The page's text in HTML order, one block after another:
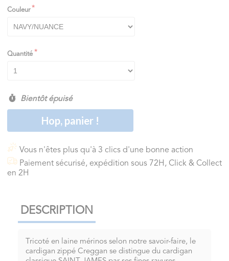
Couleur
Quantité
Bientôt épuisé
Hop, panier !
Vous n'êtes plus qu'à 3 clics d'une bonne action
Paiement sécurisé, expédition sous 72H, Click & Collect
en 2H
DESCRIPTION
Tricoté en laine mérinos selon notre savoir-faire, le
cardigan zippé Creggan se distingue du cardigan